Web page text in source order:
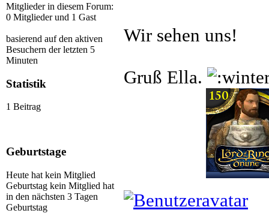
Mitglieder in diesem Forum:
0 Mitglieder und 1 Gast
basierend auf den aktiven
Besuchern der letzten 5
Minuten
Statistik
1 Beitrag
Geburtstage
Heute hat kein Mitglied
Geburtstag kein Mitglied hat
in den nächsten 3 Tagen
Geburtstag
Wir sehen uns!
Gruß Ella.